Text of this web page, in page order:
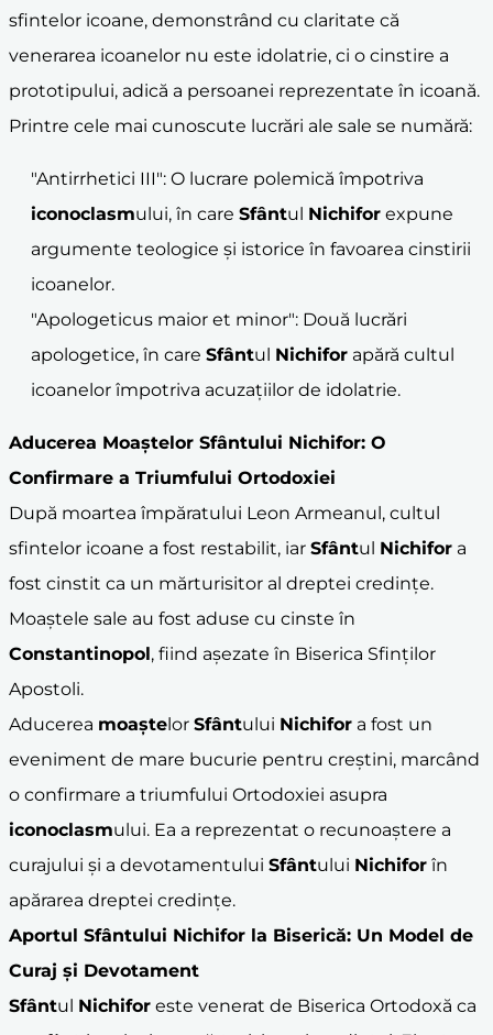
sfintelor icoane, demonstrând cu claritate că
venerarea icoanelor nu este idolatrie, ci o cinstire a
prototipului, adică a persoanei reprezentate în icoană.
Printre cele mai cunoscute lucrări ale sale se numără:
"Antirrhetici III": O lucrare polemică împotriva
iconoclasmului, în care Sfântul Nichifor expune
argumente teologice și istorice în favoarea cinstirii
icoanelor.
"Apologeticus maior et minor": Două lucrări
apologetice, în care Sfântul Nichifor apără cultul
icoanelor împotriva acuzațiilor de idolatrie.
Aducerea Moaștelor Sfântului Nichifor: O
Confirmare a Triumfului Ortodoxiei
După moartea împăratului Leon Armeanul, cultul
sfintelor icoane a fost restabilit, iar Sfântul Nichifor a
fost cinstit ca un mărturisitor al dreptei credințe.
Moaștele sale au fost aduse cu cinste în
Constantinopol, fiind așezate în Biserica Sfinților
Apostoli.
Aducerea moaștelor Sfântului Nichifor a fost un
eveniment de mare bucurie pentru creștini, marcând
o confirmare a triumfului Ortodoxiei asupra
iconoclasmului. Ea a reprezentat o recunoaștere a
curajului și a devotamentului Sfântului Nichifor în
apărarea dreptei credințe.
Aportul Sfântului Nichifor la Biserică: Un Model de
Curaj și Devotament
Sfântul Nichifor este venerat de Biserica Ortodoxă ca